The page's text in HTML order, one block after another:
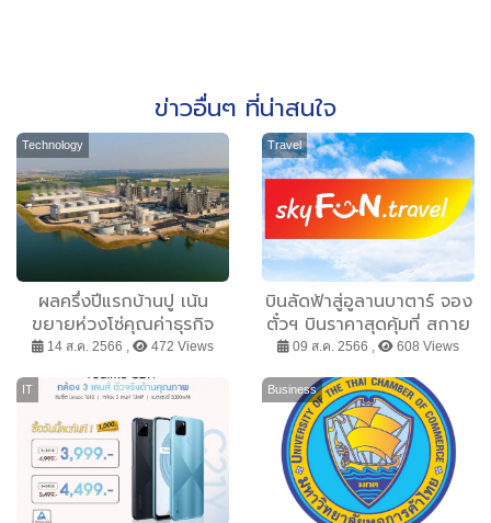
ข่าวอื่นๆ ที่น่าสนใจ
Technology
ผลครึ่งปีแรกบ้านปู เน้น
ขยายห่วงโซ่คุณค่าธุรกิจ
ผลิตไฟฟ้าในสหรัฐฯ และเร่ง
การเติบโตในธุรกิจเทคโนโลยี
พลังงาน
14 ส.ค. 2566 , 472 Views
Travel
บินลัดฟ้าสู่อูลานบาตาร์ จอง
ตั๋วฯ บินราคาสุดคุ้มที่ สกาย
ฟัน ทราเวล
09 ส.ค. 2566 , 608 Views
IT Business